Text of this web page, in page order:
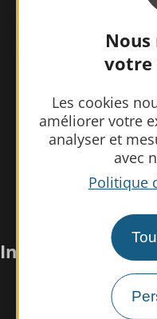
Nous
votre
Les cookies
améliorer votre
analyser et
avec
Politique
Infos pratiques
Nous